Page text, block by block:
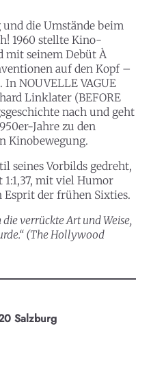
die Umstände beim
1960 stellte Kino-
mit seinem Debüt À
auf den Kopf –
NOUVELLE VAGUE
Linklater (BEFORE
nach und geht
Jahre zu den
Kinobewegung.
seines Vorbilds gedreht,
mit viel Humor
der frühen Sixties.
verrückte Art und Weise,
(The Hollywood
Salzburg